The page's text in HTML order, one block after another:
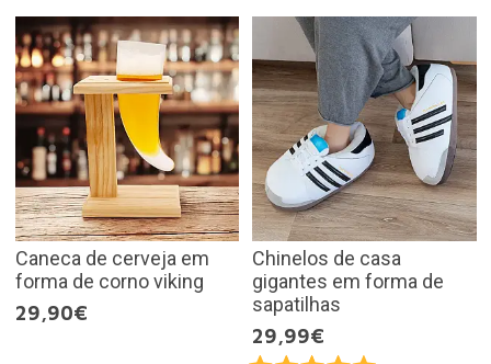
Caneca de cerveja em
forma de corno viking
29,90€
Chinelos de casa
gigantes em forma de
sapatilhas
29,99€